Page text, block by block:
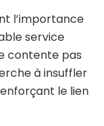
l’importance
service
contente pas
à insuffler
le lien